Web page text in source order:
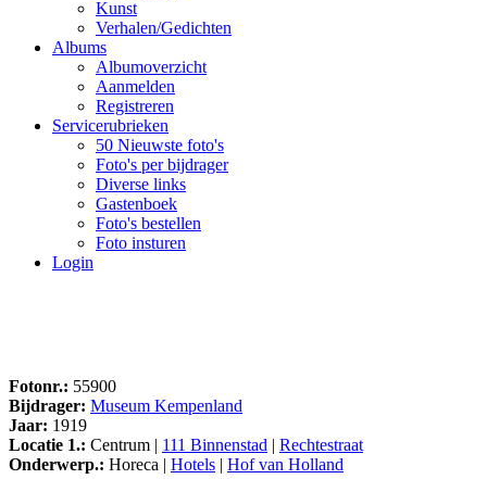
Kunst
Verhalen/Gedichten
Albums
Albumoverzicht
Aanmelden
Registreren
Servicerubrieken
50 Nieuwste foto's
Foto's per bijdrager
Diverse links
Gastenboek
Foto's bestellen
Foto insturen
Login
Fotonr.: 55900
Bijdrager: Museum Kempenland
Jaar: 1919
Locatie 1.: Centrum | 111 Binnenstad | Rechtestraat
Onderwerp.: Horeca | Hotels | Hof van Holland